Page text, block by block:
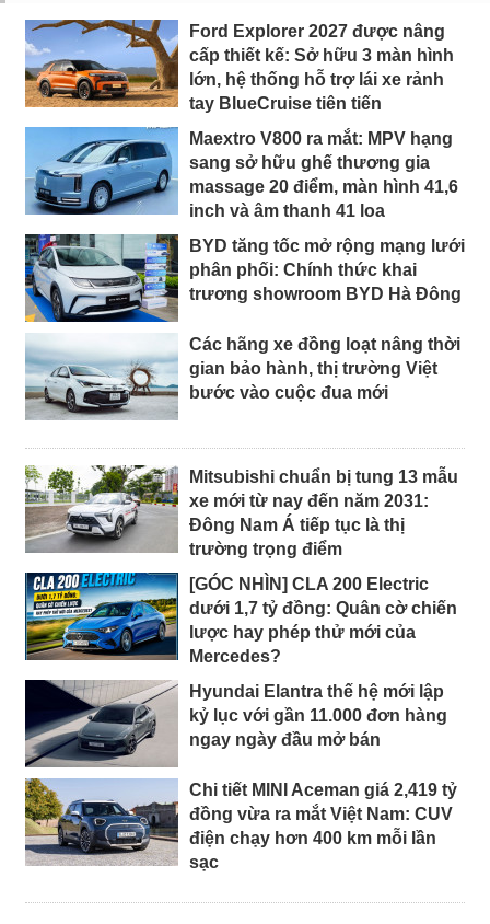
Ford Explorer 2027 được nâng
cấp thiết kế: Sở hữu 3 màn hình
lớn, hệ thống hỗ trợ lái xe rảnh
tay BlueCruise tiên tiến
Maextro V800 ra mắt: MPV hạng
sang sở hữu ghế thương gia
massage 20 điểm, màn hình 41,6
inch và âm thanh 41 loa
BYD tăng tốc mở rộng mạng lưới
phân phối: Chính thức khai
trương showroom BYD Hà Đông
Các hãng xe đồng loạt nâng thời
gian bảo hành, thị trường Việt
bước vào cuộc đua mới
Mitsubishi chuẩn bị tung 13 mẫu
xe mới từ nay đến năm 2031:
Đông Nam Á tiếp tục là thị
trường trọng điểm
[GÓC NHÌN] CLA 200 Electric
dưới 1,7 tỷ đồng: Quân cờ chiến
lược hay phép thử mới của
Mercedes?
Hyundai Elantra thế hệ mới lập
kỷ lục với gần 11.000 đơn hàng
ngay ngày đầu mở bán
Chi tiết MINI Aceman giá 2,419 tỷ
đồng vừa ra mắt Việt Nam: CUV
điện chạy hơn 400 km mỗi lần
sạc